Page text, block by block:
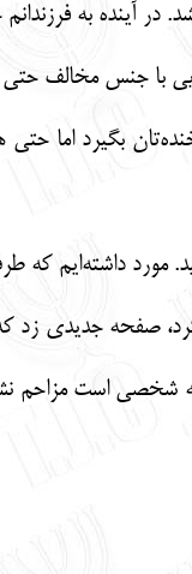
آینده به
با جنس مخالف
بگیرد اما
شخصی است